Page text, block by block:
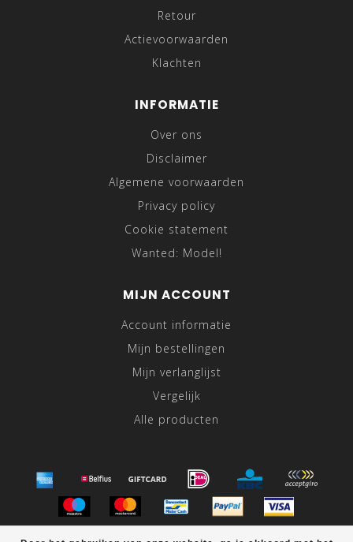
Retour
Actievoorwaarden
Klachten
INFORMATIE
Over ons
Disclaimer
Algemene voorwaarden
Privacy policy
Cookie statement
Wanted: Model!
MIJN ACCOUNT
Account informatie
Mijn bestellingen
Mijn verlanglijst
Vergelijk
Alle producten